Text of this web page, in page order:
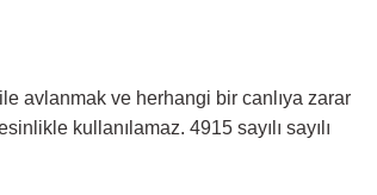
avlanmak ve herhangi bir canlıya zarar
kullanılamaz. 4915 sayılı sayılı